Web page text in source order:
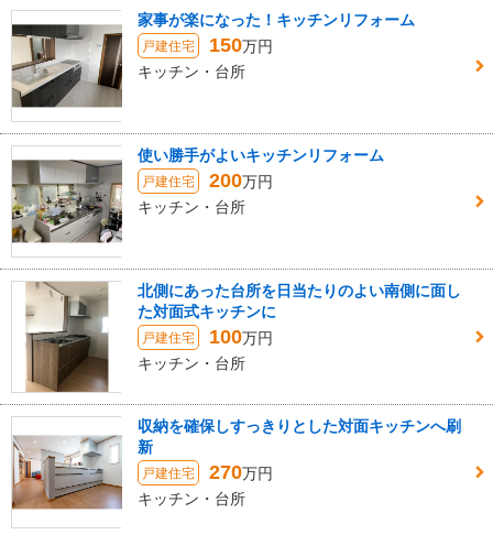
家事が楽になった！キッチンリフォーム
戸建住宅 150万円
キッチン・台所
使い勝手がよいキッチンリフォーム
戸建住宅 200万円
キッチン・台所
北側にあった台所を日当たりのよい南側に面し
た対面式キッチンに
戸建住宅 100万円
キッチン・台所
収納を確保しすっきりとした対面キッチンへ刷
新
戸建住宅 270万円
キッチン・台所